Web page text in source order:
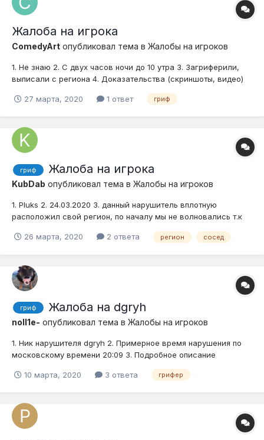
Жалоба на игрока
ComedyArt опубликовал тема в Жалобы на игроков
1. Не знаю 2. С двух часов ночи до 10 утра 3. Загриферили,
выписали с региона 4. Доказательства (скриншоты, видео)
27 марта, 2020 1 ответ гриф
гриф Жалоба на игрока
KubDab опубликовал тема в Жалобы на игроков
1. Pluks 2. 24.03.2020 3. данный нарушитель вплотную
расположил свой регион, по началу мы не волновались т.к
сделал там ферму априкорнов, не понимаю чем
нашими регионами. координаты...
26 марта, 2020 2 ответа регион сосед
гриф Жалоба на dgryh
noll1e- опубликовал тема в Жалобы на игроков
1. Ник нарушителя dgryh 2. Примерное время нарушения по
московскому времени 20:09 3. Подробное описание
"помочь", я тепнулся, начал ему помогать, он меня убил. Из
Доказательства...
10 марта, 2020 3 ответа грифер